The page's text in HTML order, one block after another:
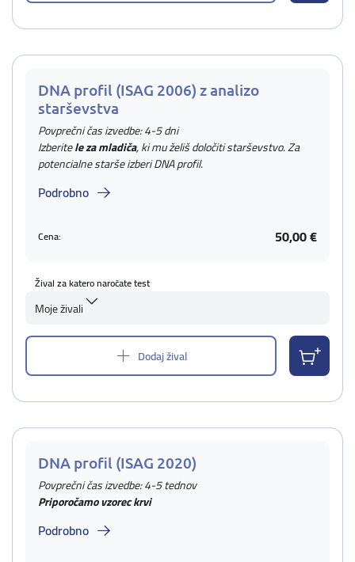
DNA profil (ISAG 2006) z analizo
starševstva
Povprečni čas izvedbe: 4-5 dni
Izberitele za mladiča, ki mu želiš določiti starševstvo. Za
potencialne starše izberi DNA profil.
Podrobno
Cena: 50,00 €
Žival za katero naročate test
Moje živali
Dodaj žival
DNA profil (ISAG 2020)
Povprečni čas izvedbe: 4-5 tednov
Priporočamo vzorec krvi
Podrobno